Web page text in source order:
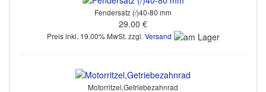
Fendersatz (/)40-80 mm
29.00 €
Preis inkl. 19.00% MwSt. zzgl. Versand
Motorritzel,Getriebezahnrad